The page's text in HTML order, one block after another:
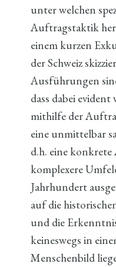
unter welchen
Auftragstaktik
einem kurzen
der Schweiz
Ausführungen
dass dabei
mithilfe der
eine unmittelbar
d.h. eine
komplexere
Jahrhundert
auf die
und die
keineswegs in
Menschenbild